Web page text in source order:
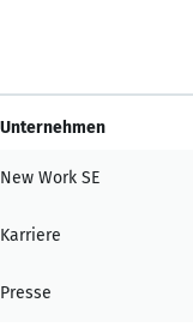
Unternehmen
New Work SE
Karriere
Presse